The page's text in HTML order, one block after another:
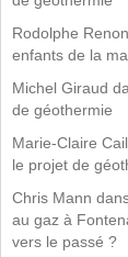
Rodolphe
enfants de la
Michel Giraud
de géothermie
Marie-Claire
le projet de
Chris Mann
au gaz à
vers le passé ?